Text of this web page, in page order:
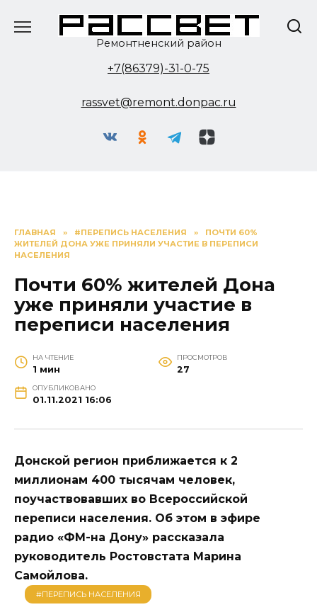
Ремонтненский район
+7(86379)-31-0-75
rassvet@remont.donpac.ru
ГЛАВНАЯ » #ПЕРЕПИСЬ НАСЕЛЕНИЯ »
ПОЧТИ 60%
ЖИТЕЛЕЙ ДОНА УЖЕ ПРИНЯЛИ УЧАСТИЕ В ПЕРЕПИСИ
НАСЕЛЕНИЯ
Почти 60% жителей Дона
уже приняли участие в
переписи населения
НА ЧТЕНИЕ
1 мин
ПРОСМОТРОВ
27
ОПУБЛИКОВАНО
01.11.2021 16:06
Донской регион приближается к 2
миллионам 400 тысячам человек,
поучаствовавших во Всероссийской
переписи населения. Об этом в эфире
радио «ФМ-на Дону» рассказала
руководитель Ростовстата Марина
Самойлова.
#ПЕРЕПИСЬ НАСЕЛЕНИЯ